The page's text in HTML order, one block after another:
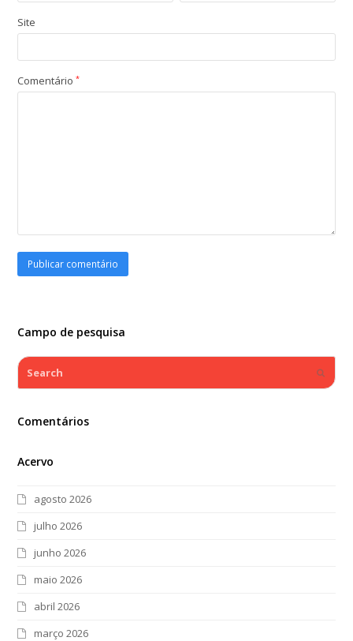
Site
Comentário*
Campo de pesquisa
Search
Comentários
Acervo
agosto 2026
julho 2026
junho 2026
maio 2026
abril 2026
março 2026